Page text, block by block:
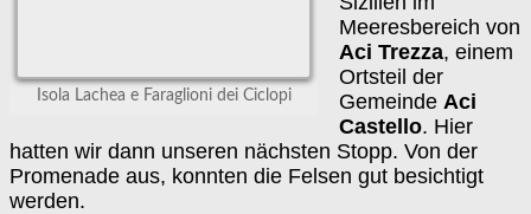
Isola Lachea e Faraglioni dei Ciclopi
Meeresbereich von
Aci Trezza, einem
Ortsteil der
Gemeinde Aci
Castello. Hier
hatten wir dann unseren nächsten Stopp. Von der
Promenade aus, konnten die Felsen gut besichtigt
werden.